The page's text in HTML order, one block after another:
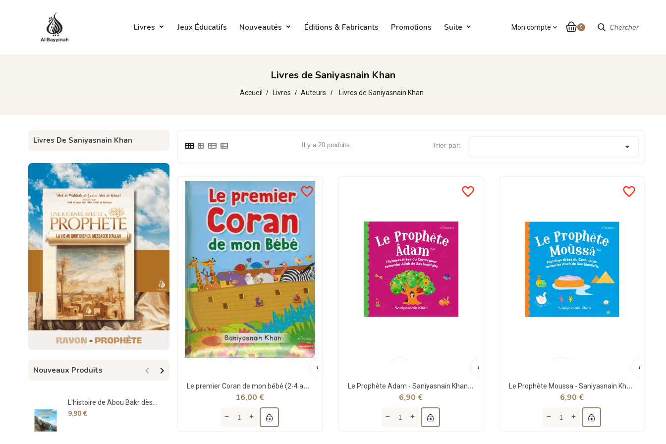
Chercher
Livres Jeux Éducatifs Nouveautés Éditions & Fabricants Promotions Suite 0
Mon compte expand_more
Livres de Saniyasnain Khan
Accueil Livres Auteurs Livres de Saniyasnain Khan
Livres De Saniyasnain Khan
Nouveaux Produits
L'histoire de Abou Bakr dès...
9,90 €
Speedeen - Apprends des... La vie du Prophète racontée...
 
Il y a 20 produits. Trier par: 
favorite_border
Le premier Coran de mon bébé (2-4 ans) - Saniyasnain Khan - Orientica
16,00 €
favorite_border
Le Prophète Adam - Saniyasnain Khan - Orientica
6,90 €
favorite_border
Le Prophète Moussa - Saniyasnain Khan - Orientica
6,90 €